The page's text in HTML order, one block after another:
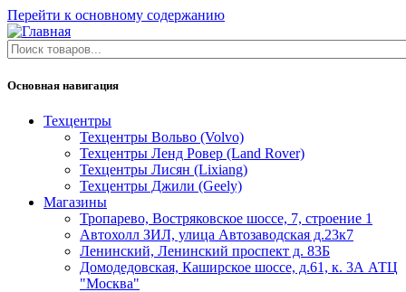
Перейти к основному содержанию
Основная навигация
Техцентры
Техцентры Вольво (Volvo)
Техцентры Ленд Ровер (Land Rover)
Техцентры Лисян (Lixiang)
Техцентры Джили (Geely)
Магазины
Тропарево, Востряковское шоссе, 7, строение 1
Автохолл ЗИЛ, улица Автозаводская д.23к7
Ленинский, Ленинский проспект д. 83Б
Домодедовская, Каширское шоссе, д.61, к. 3А АТЦ
"Москва"